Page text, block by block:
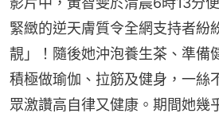
緊緻的逆天膚質令全網支持者紛
靚」！隨後她沖泡養生茶、準備
積極做瑜伽、拉筋及健身，一絲
眾激讚高自律又健康。期間她幾